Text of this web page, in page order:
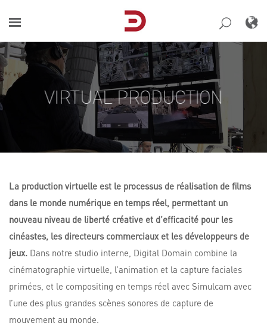
content
VIRTUAL PRODUCTION
La production virtuelle est le processus de réalisation de films
dans le monde numérique en temps réel, permettant un
nouveau niveau de liberté créative et d’efficacité pour les
cinéastes, les directeurs commerciaux et les développeurs de
jeux. Dans notre studio interne, Digital Domain combine la
cinématographie virtuelle, l’animation et la capture faciales
primées, et le compositing en temps réel avec Simulcam avec
l’une des plus grandes scènes sonores de capture de
mouvement au monde.